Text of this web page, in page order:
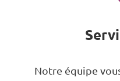
Notre équipe